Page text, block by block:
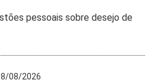
pessoais sobre desejo de
08/2026